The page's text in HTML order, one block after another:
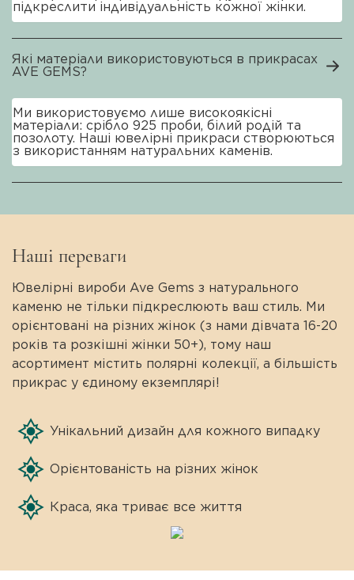
підкреслити індивідуальність кожної жінки.
Які матеріали використовуються в прикрасах
AVE GEMS?
Ми використовуємо лише високоякісні
матеріали: срібло 925 проби, білий родій та
позолоту. Наші ювелірні прикраси створюються
з використанням натуральних каменів.
Наші переваги
Ювелірні вироби Ave Gems з натурального
каменю не тільки підкреслюють ваш стиль. Ми
орієнтовані на різних жінок (з нами дівчата 16-20
років та розкішні жінки 50+), тому наш
асортимент містить полярні колекції, а більшість
прикрас у єдиному екземплярі!
Унікальний дизайн для кожного випадку
Орієнтованість на різних жінок
Краса, яка триває все життя